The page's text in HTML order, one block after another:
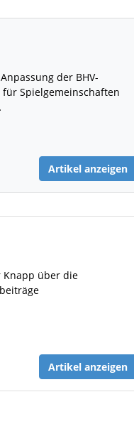
der BHV-
Spielgemeinschaften
Artikel anzeigen
Knapp über die
Artikel anzeigen